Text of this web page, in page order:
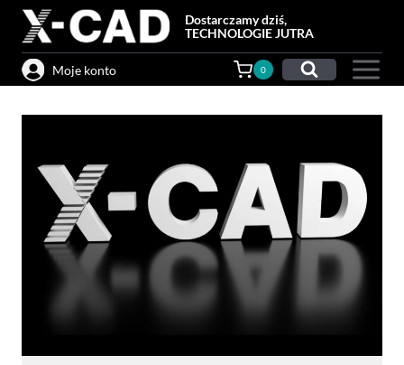
Przejdź
treści
Dostarczamy dziś,
TECHNOLOGIE JUTRA
Moje konto 0